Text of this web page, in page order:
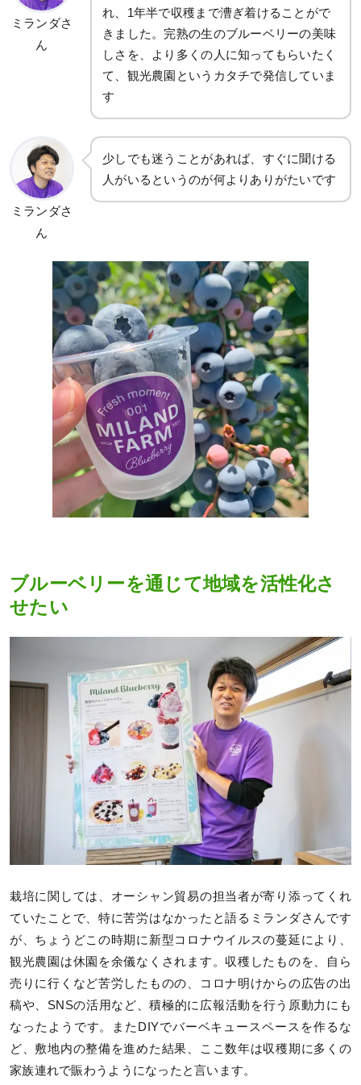
ミランダさ
ん
れ、1年半で収穫まで漕ぎ着けることがで
きました。完熟の生のブルーベリーの美味
しさを、より多くの人に知ってもらいたく
て、観光農園というカタチで発信していま
す
ミランダさ
ん
少しでも迷うことがあれば、すぐに聞ける
人がいるというのが何よりありがたいです
ブルーベリーを通じて地域を活性化さ
せたい
栽培に関しては、オーシャン貿易の担当者が寄り添ってくれ
ていたことで、特に苦労はなかったと語るミランダさんです
が、ちょうどこの時期に新型コロナウイルスの蔓延により、
観光農園は休園を余儀なくされます。収穫したものを、自ら
売りに行くなど苦労したものの、コロナ明けからの広告の出
稿や、SNSの活用など、積極的に広報活動を行う原動力にも
なったようです。またDIYでバーベキュースペースを作るな
ど、敷地内の整備を進めた結果、ここ数年は収穫期に多くの
家族連れで賑わうようになったと言います。